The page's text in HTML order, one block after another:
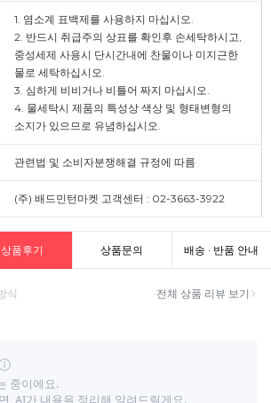
1. 염소계 표백제를 사용하지 마십시오.
2. 반드시 취급주의 상표를 확인후 손세탁하시고,
중성세제 사용시 단시간내에 찬물이나 미지근한
물로 세탁하십시오.
3. 심하게 비비거나 비틀어 짜지 마십시오.
4. 물세탁시 제품의 특성상 색상 및 형태변형의
소지가 있으므로 유념하십시오.
관련법 및 소비자분쟁해결 규정에 따름
(주) 배드민턴마켓 고객센터 : 02-3663-3922
상품후기 상품문의 배송 · 반품 안내